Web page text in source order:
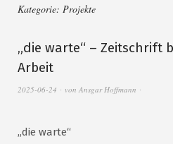
Kategorie: Projekte
„die warte“ – Zeitschrift
Arbeit
2025-06-24 von Ansgar Hoffmann
„die warte“